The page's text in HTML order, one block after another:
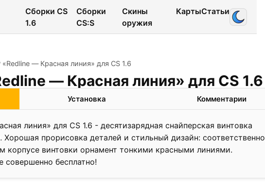
Сборки CS
1.6
Сборки
CS:S
Скины
оружия
КартыСтатьи
— Красная линия» для CS 1.6
— Красная линия» для CS 1.6
Установка Комментарии
линия» для CS 1.6 - десятизарядная снайперская винтовка
Хорошая прорисовка деталей и стильный дизайн: соответственно
корпусе винтовки орнамент тонкими красными линиями.
совершенно бесплатно!